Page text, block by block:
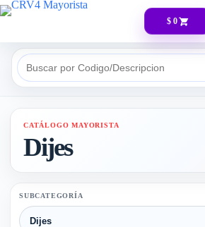
$ 0
Buscar por Codigo/Descripcion
CATÁLOGO MAYORISTA
Dijes
SUBCATEGORÍA